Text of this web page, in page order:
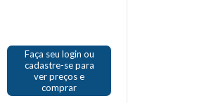
Faça seu login ou
cadastre-se para
ver preços e
comprar